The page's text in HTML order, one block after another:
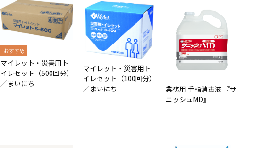
マイレット・災害用ト
イレセット（500回分）
／まいにち
マイレット・災害用ト
イレセット（100回分）
／まいにち
業務用 手指消毒液 『サ
ニッシュMD』